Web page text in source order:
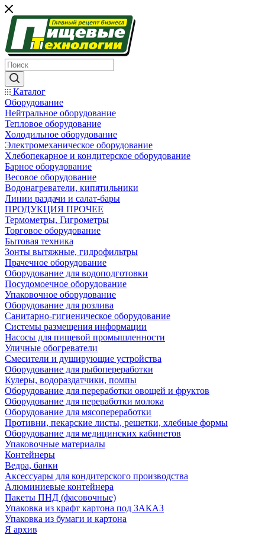
Каталог
Оборудование
Нейтральное оборудование
Тепловое оборудование
Холодильное оборудование
Электромеханическое оборудование
Хлебопекарное и кондитерское оборудование
Барное оборудование
Весовое оборудование
Водонагреватели, кипятильники
Линии раздачи и салат-бары
ПРОДУКЦИЯ ПРОЧЕЕ
Термометры, Гигрометры
Торговое оборудование
Бытовая техника
Зонты вытяжные, гидрофильтры
Прачечное оборудование
Оборудование для водоподготовки
Посудомоечное оборудование
Упаковочное оборудование
Оборудование для розлива
Санитарно-гигиеническое оборудование
Системы размещения информации
Насосы для пищевой промышленности
Уличные обогреватели
Смесители и душирующие устройства
Оборудование для рыбопереработки
Кулеры, водораздатчики, помпы
Оборудование для переработки овощей и фруктов
Оборудование для переработки молока
Оборудование для мясопереработки
Противни, пекарские листы, решетки, хлебные формы
Оборудование для медицинских кабинетов
Упаковочные материалы
Контейнеры
Ведра, банки
Аксессуары для кондитерского производства
Алюминиевые контейнера
Пакеты ПНД (фасовочные)
Упаковка из крафт картона под ЗАКАЗ
Упаковка из бумаги и картона
Я архив